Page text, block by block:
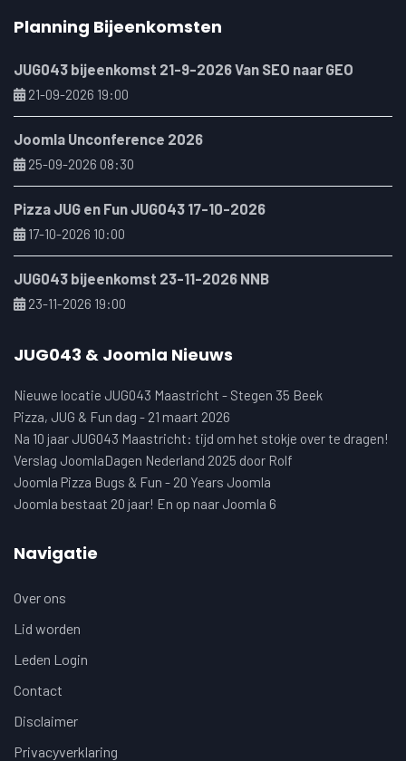
Planning Bijeenkomsten
JUG043 bijeenkomst 21-9-2026 Van SEO naar GEO
21-09-2026 19:00
Joomla Unconference 2026
25-09-2026 08:30
Pizza JUG en Fun JUG043 17-10-2026
17-10-2026 10:00
JUG043 bijeenkomst 23-11-2026 NNB
23-11-2026 19:00
JUG043 & Joomla Nieuws
Nieuwe locatie JUG043 Maastricht - Stegen 35 Beek
Pizza, JUG & Fun dag - 21 maart 2026
Na 10 jaar JUG043 Maastricht: tijd om het stokje over te dragen!
Verslag JoomlaDagen Nederland 2025 door Rolf
Joomla Pizza Bugs & Fun - 20 Years Joomla
Joomla bestaat 20 jaar! En op naar Joomla 6
Navigatie
Over ons
Lid worden
Leden Login
Contact
Disclaimer
Privacyverklaring